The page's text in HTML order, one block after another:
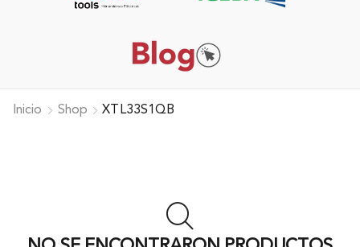
Inicio Shop XTL33S1QB